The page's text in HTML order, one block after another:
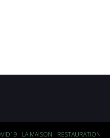
LA MAISON RESTAURATION